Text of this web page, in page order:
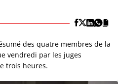
des quatre membres de la
vendredi par les juges
trois heures.